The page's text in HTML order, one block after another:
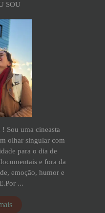
SOU
! Sou uma cineasta
olhar singular com
para o dia de
e fora da
emoção, humor e
...